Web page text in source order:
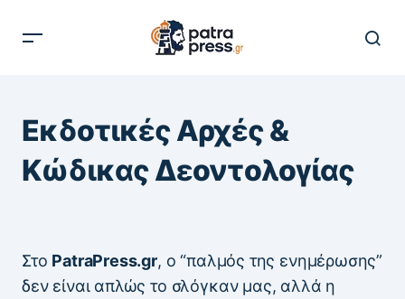
Εκδοτικές Αρχές &
Κώδικας Δεοντολογίας
Στο PatraPress.gr, ο “παλμός της ενημέρωσης”
δεν είναι απλώς το σλόγκαν μας, αλλά η